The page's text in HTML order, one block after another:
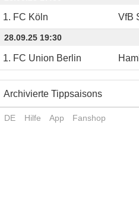
1. FC Köln VfB
28.09.25 19:30
1. FC Union Berlin
Archivierte Tippsaisons
DE Hilfe App Fanshop